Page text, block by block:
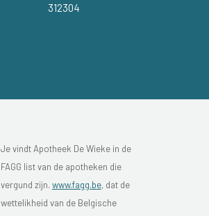
312304
Je vindt Apotheek De Wieke in de
FAGG list van de apotheken die
vergund zijn. www.fagg.be, dat de
wettelikheid van de Belgische